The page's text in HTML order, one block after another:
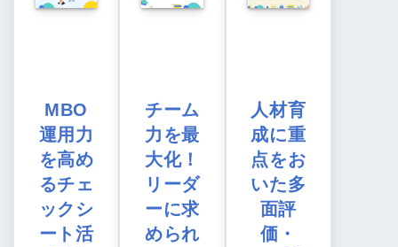
MBO
運用力
を高め
るチェ
ックシ
ート活
チーム
力を最
大化！
リーダ
ーに求
められ
人材育
成に重
点をお
いた多
面評
価・